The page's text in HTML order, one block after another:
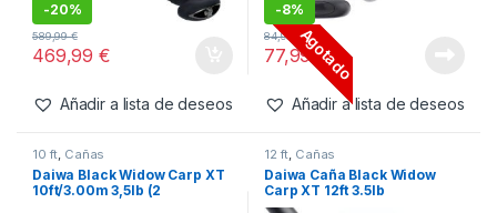
-20%
469,99€
589,99€
Añadir a lista de deseos
-8%
Agotado
77,99€
84,99 €
Añadir a lista de deseos
10 ft, Cañas
Daiwa Black Widow Carp XT
10ft/3.00m 3,5lb (2
12 ft, Cañas
Daiwa Caña Black Widow
Carp XT 12ft 3.5lb